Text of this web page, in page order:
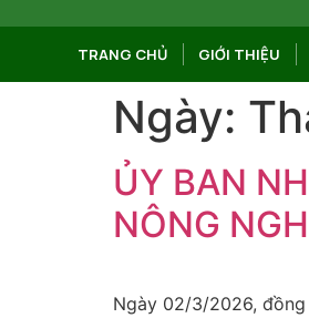
TRANG CHỦ GIỚI THIỆU
Ngày:
ỦY BAN
NÔNG
Ngày 02/3/2026,